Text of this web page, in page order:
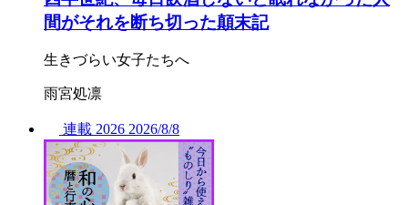
間がそれを断ち切った顛末記
生きづらい女子たちへ
雨宮処凛
連載 2026 2026/8/8